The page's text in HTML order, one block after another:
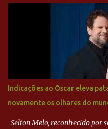
Paraná ampliou a vantagem
desviou cruzamento de cabeça
direito de Harlei. O goleiro
bola, mas não o suficiente
Goiás era nulo, tanto que o
minutos, Jefferson cabeceou e
minutos depois, Wellington
goleiro rival, que novamente
outra boa chance, mas parou
Indicações ao Oscar eleva
novamente os olhares do
Selton Melo, reconhecido por